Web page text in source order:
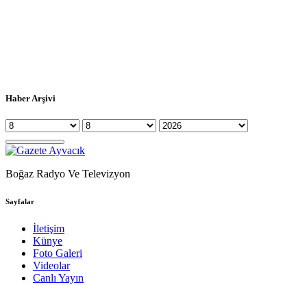
Haber Arşivi
Boğaz Radyo Ve Televizyon
Sayfalar
İletişim
Künye
Foto Galeri
Videolar
Canlı Yayın